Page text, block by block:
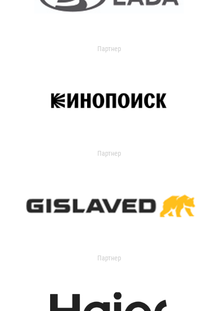
Партнер
Партнер
Партнер